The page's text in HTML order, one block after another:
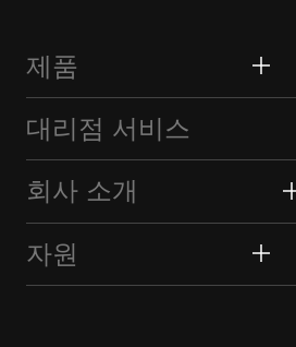
제품
홈 & 가든
축제 & 파티 용품
시계 & 주얼리
장난감 & 취미
대리점 서비스
이우 시장
이우 소개
광저우 시장
회사 소개
마켓 유니온 프로필
자원